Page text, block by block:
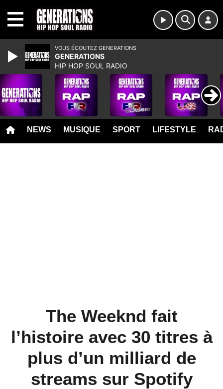
NEWS MUSIQUE SPORT LIFESTYLE
The Weeknd fait
l’histoire avec 30 titres à
plus d’un milliard de
streams sur Spotify
VOUS ÉCOUTEZ GENERATIONS
GENERATIONS
HIP HOP SOUL RADIO